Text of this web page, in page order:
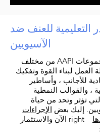
التعليمية للعنف ضد
​T يمكن لآلاف مجموعات AAPI من مختلف
العمل لبناء القوة وتفكيك
للأجانب ، وأساطير
، والقوالب النمطية
تؤثر وتحد من حياة
إليك بعض الإجراءات
right الآن والاستثمار